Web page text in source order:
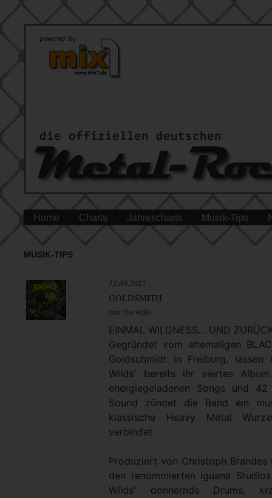
Home Charts Jahrescharts Musik-Tips
MUSIK-TIPS
12.09.2025
GOLDSMITH
Into The Wilds
EINMAL WILDNESS… UND
Gegründet vom ehemaligen
Goldschmidt in Freiburg, lassen
Wilds“ bereits ihr viertes
energiegeladenen Songs und
Sound zündet die Band ein
klassische Heavy Metal
verbindet.
Produziert von Christoph
den renommierten Iguana
Wilds“ donnernde Drums,